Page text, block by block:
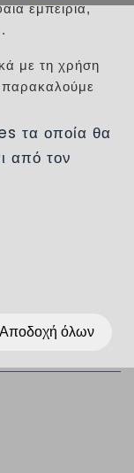
ΛΕΚΑΝΕΣ
εμπειρία,
με τη χρήση
παρακαλούμε
τα οποία θα
από τον
Αποδοχή όλων